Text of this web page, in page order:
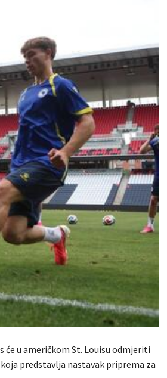
će u američkom St. Louisu odmjeriti
predstavlja nastavak priprema za